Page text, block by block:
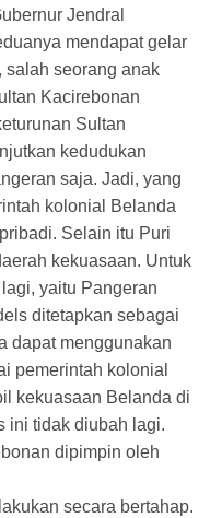
Jendral
mendapat gelar
salah seorang anak
Kacirebonan
Sultan
kedudukan
saja. Jadi, yang
kolonial Belanda
Selain itu Puri
kekuasaan. Untuk
yaitu Pangeran
ditetapkan sebagai
dapat menggunakan
pemerintah kolonial
kekuasaan Belanda di
ini tidak diubah lagi.
dipimpin oleh
secara bertahap.